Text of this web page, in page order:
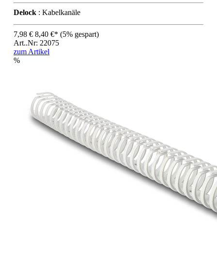
Delock : Kabelkanäle
7,98 € 8,40 €* (5% gespart)
Art..Nr: 22075
zum Artikel
%